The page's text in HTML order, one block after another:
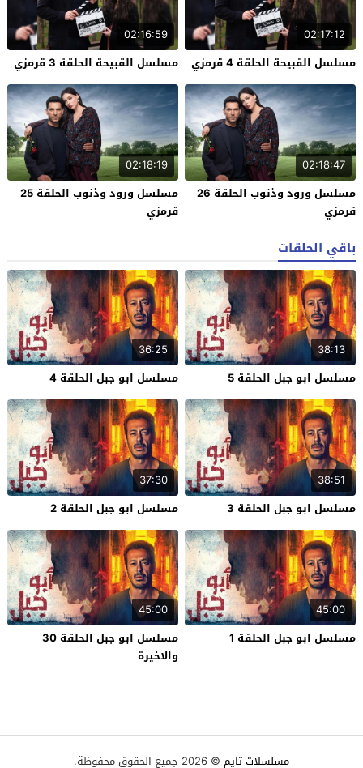
02:17:12
مسلسل القبيحة الحلقة 4 قرمزي
02:16:59
مسلسل القبيحة الحلقة 3 قرمزي
02:18:47
مسلسل ورود وذنوب الحلقة 26
قرمزي
02:18:19
مسلسل ورود وذنوب الحلقة 25
قرمزي
باقي الحلقات
38:13
مسلسل ابو جبل الحلقة 5
36:25
مسلسل ابو جبل الحلقة 4
38:51
مسلسل ابو جبل الحلقة 3
37:30
مسلسل ابو جبل الحلقة 2
45:00
مسلسل ابو جبل الحلقة 1
45:00
مسلسل ابو جبل الحلقة 30
والاخيرة
مسلسلات تايم © 2026 جميع الحقوق محفوظة.